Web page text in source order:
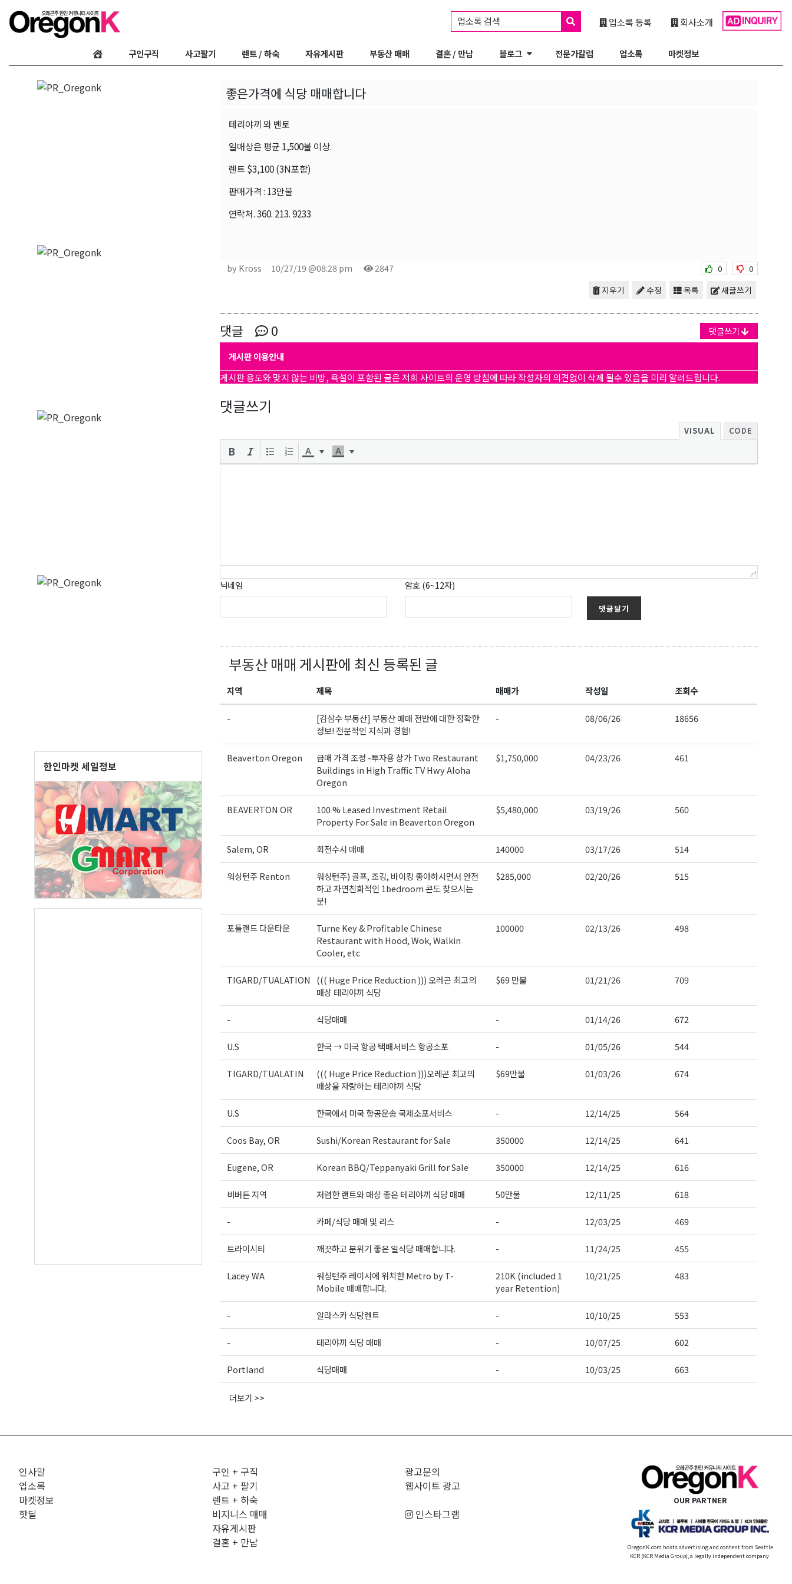
회사소개
업소록 등록
업소록 검색
구인구직 사고팔기 렌트 / 하숙 자유게시판 부동산 매매 결혼 / 만남 블로그 전문가칼럼 업소록 마켓정보
한인마켓 세일정보
좋은가격에 식당 매매합니다
테리야끼 와 벤토
일매상은 평균 1,500불 이상.
렌트 $3,100 (3N포함)
판매가격 : 13만불
연락처. 360. 213. 9233
by Kross 10/27/19 @08:28 pm 2847 0 0
새글쓰기
목록
수정
지우기
댓글 0 댓글쓰기
게시판 이용안내
게시판 용도와 맞지 않는 비방, 욕설이 포함된 글은 저희 사이트의 운영 방침에 따라 작성자의 의견없이 삭제 될수 있음을 미리 알려드립니다.
댓글쓰기
VISUAL CODE
닉네임 암호 (6~12자)
댓글달기
부동산 매매 게시판에 최신 등록된 글
지역 제목 매매가 작성일 조회수
-
[김삼수 부동산] 부동산 매매 전반에 대한 정확한
정보! 전문적인 지식과 경험!
- 08/06/26 18656
Beaverton Oregon
급매 가격 조정 -투자용 상가 Two Restaurant
Buildings in High Traffic TV Hwy Aloha
Oregon
$1,750,000 04/23/26 461
BEAVERTON OR
100 % Leased Investment Retail
Property For Sale in Beaverton Oregon
$5,480,000 03/19/26 560
Salem, OR 회전수시 매매 140000 03/17/26 514
워싱턴주 Renton
워싱턴주) 골프, 조깅, 바이킹 좋아하시면서 안전
하고 자연친화적인 1bedroom 콘도 찾으시는
분!
$285,000 02/20/26 515
포틀랜드 다운타운
Turne Key & Profitable Chinese
Restaurant with Hood, Wok, Walkin
Cooler, etc
100000 02/13/26 498
TIGARD/TUALATION
((( Huge Price Reduction ))) 오레곤 최고의
매상 테리야끼 식당
$69 만불 01/21/26 709
- 식당매매 - 01/14/26 672
U.S 한국 → 미국 항공 택배서비스 항공소포 - 01/05/26 544
TIGARD/TUALATIN
((( Huge Price Reduction )))오레곤 최고의
매상을 자랑하는 테리야끼 식당
$69만불 01/03/26 674
U.S 한국에서 미국 항공운송 국제소포서비스 - 12/14/25 564
Coos Bay, OR Sushi/Korean Restaurant for Sale 350000 12/14/25 641
Eugene, OR Korean BBQ/Teppanyaki Grill for Sale 350000 12/14/25 616
비버튼 지역 저렴한 랜트와 매상 좋은 테리야끼 식당 매매 50만불 12/11/25 618
- 카페/식당 매매 및 리스 - 12/03/25 469
트라이시티 깨끗하고 분위기 좋은 일식당 매매합니다. - 11/24/25 455
Lacey WA
워싱턴주 레이시에 위치한 Metro by T-
Mobile 매매합니다.
210K (included 1
year Retention)
10/21/25 483
- 알라스카 식당렌트 - 10/10/25 553
- 테리야끼 식당 매매 - 10/07/25 602
Portland 식당매매 - 10/03/25 663
더보기 >>
인사말
업소록
마켓정보
핫딜
구인 + 구직
사고 + 팔기
렌트 + 하숙
비지니스 매매
자유게시판
결혼 + 만남
광고문의
웹사이트 광고
인스타그램
OUR PARTNER
OregonK.com hosts advertising and content from Seattle
KCR (KCR Media Group), a legally independent company.
오레곤K 뉴스레터 구독
매주 오레곤K 뉴스레터를 통해 다양한 로컬소식과 오레곤 한인 사회 정보를 받아
Email
First Name
By submitting this form, you are consenting to receive KCR Media Group from: KCR Media Group, 23416 Hwy 99
Suite A, Edmonds, WA, 98026, US, https://wowseattle.com. You can revoke your consent to receive emails at any time
by using the SafeUnsubscribe® link, found at the bottom of every email.
오레곤K 뉴스레터 구독하기!